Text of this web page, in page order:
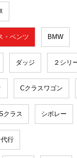
・ベンツ BMW
ダッジ ２シリ
Cクラスワゴン
クラス シボレー
行